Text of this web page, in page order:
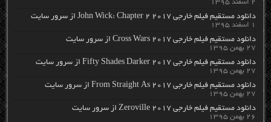
۲ اسفند ۱۳۹۵
دانلود مستقیم فیلم خارجی John Wick: Chapter 2 2017 از سرور سایت
۱ اسفند ۱۳۹۵
دانلود مستقیم فیلم خارجی Cross Wars 2017 از سرور سایت
۲۷ بهمن ۱۳۹۵
دانلود مستقیم فیلم خارجی Fifty Shades Darker 2017 از سرور سایت
۲۷ بهمن ۱۳۹۵
دانلود مستقیم فیلم خارجی From Straight As 2017 از سرور سایت
۲۷ بهمن ۱۳۹۵
دانلود مستقیم فیلم خارجی Zeroville 2017 از سرور سایت
۲۶ بهمن ۱۳۹۵